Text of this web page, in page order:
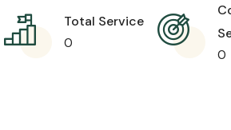
Total Service
0
0